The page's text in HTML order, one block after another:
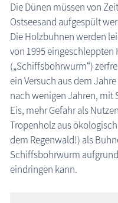
Die Dünen müssen von
Ostseesand aufgespült
Die Holzbuhnen werden
von 1995
(„Schiffsbohrwurm“)
ein Versuch aus dem
nach wenigen Jahren, mit
Eis, mehr Gefahr als
Tropenholz aus
dem Regenwald!) als
Schiffsbohrwurm
eindringen kann.